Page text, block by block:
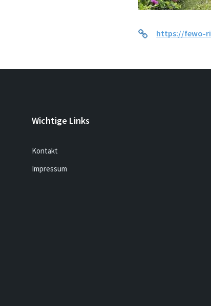
https://fewo-
Wichtige Links
Kontakt
Impressum